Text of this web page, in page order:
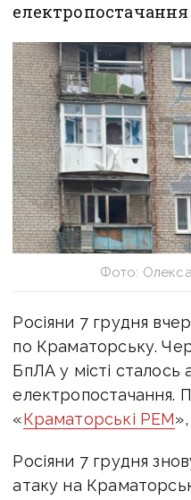
електропостачання
Фото:
Росіяни 7 грудня
по Краматорську.
БпЛА у місті сталось
електропостачання.
«Краматорські РЕМ»,
Росіяни 7 грудня
атаку на